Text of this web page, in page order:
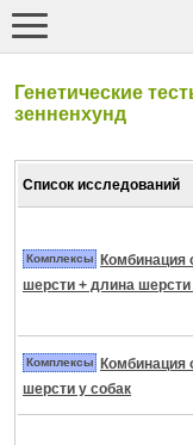
Генетические
зенненхунд
Список исследований
Комплексы
Комбинация
шерсти + длина шерсти
Комплексы
Комбинация
шерсти у собак